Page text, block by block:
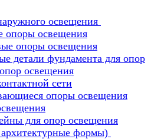
освещения
опоры освещения
опоры освещения
детали фундамента для опор
освещения
сети
опоры освещения
для опор освещения
формы)